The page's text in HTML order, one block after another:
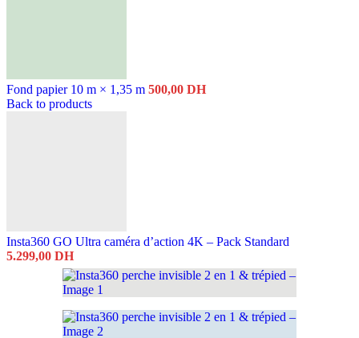
Fond papier 10 m × 1,35 m 500,00 DH
Back to products
Insta360 GO Ultra caméra d’action 4K – Pack Standard
5.299,00 DH